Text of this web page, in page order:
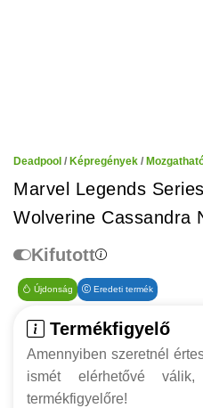
Deadpool / Képregények /
Marvel Legends
Wolverine Cassandra
Kifutott
Újdonság Eredeti termék
Termékfigyelő
Amennyiben szeretnél
ismét elérhetővé
termékfigyelőre!